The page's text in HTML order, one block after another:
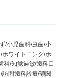
/小児歯科/虫歯/小
ホワイトニング/ホ
科/知覚過敏/歯科口
訪問歯科診療/顎関